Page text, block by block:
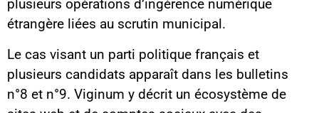
plusieurs opérations d’ingérence numérique
étrangère liées au scrutin municipal.
Le cas visant un parti politique français et
plusieurs candidats apparaît dans les bulletins
n°8 et n°9. Viginum y décrit un écosystème de